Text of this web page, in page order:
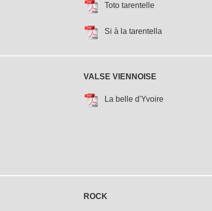
Toto tarentelle
Si à la tarentella
VALSE VIENNOISE
La belle d'Yvoire
ROCK